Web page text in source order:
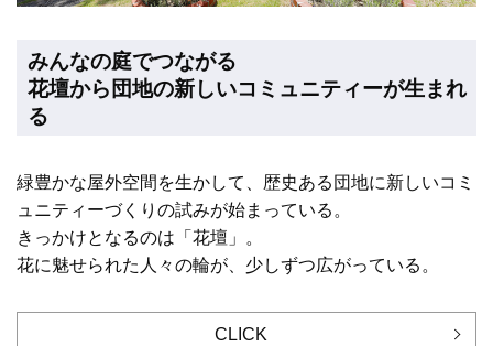
みんなの庭でつながる
花壇から団地の新しいコミュニティーが生まれ
る
緑豊かな屋外空間を生かして、歴史ある団地に新しいコミ
ュニティーづくりの試みが始まっている。
きっかけとなるのは「花壇」。
花に魅せられた人々の輪が、少しずつ広がっている。
CLICK